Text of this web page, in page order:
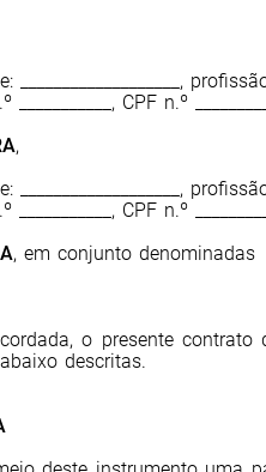
CPF n.º
,
CPF n.º
, em conjunto denominadas
o presente contrato
descritas.